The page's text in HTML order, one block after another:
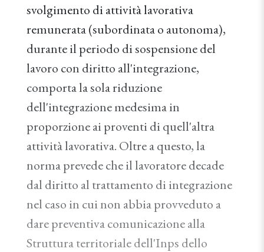
svolgimento di attività lavorativa
remunerata (subordinata o autonoma),
durante il periodo di sospensione del
lavoro con diritto all'integrazione,
comporta la sola riduzione
dell'integrazione medesima in
proporzione ai proventi di quell'altra
attività lavorativa. Oltre a questo, la
norma prevede che il lavoratore decade
dal diritto al trattamento di integrazione
nel caso in cui non abbia provveduto a
dare preventiva comunicazione alla
Struttura territoriale dell'Inps dello